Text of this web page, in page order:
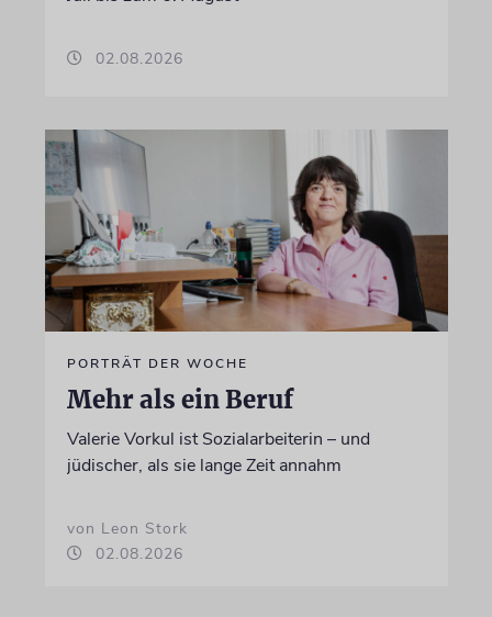
02.08.2026
PORTRÄT DER WOCHE
Mehr als ein Beruf
Valerie Vorkul ist Sozialarbeiterin – und
jüdischer, als sie lange Zeit annahm
von Leon Stork
02.08.2026